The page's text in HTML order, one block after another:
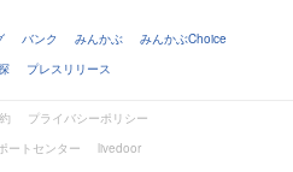
バンク みんかぶ
みんかぶChoice
プレスリリース
プライバシーポリシー
ートセンター
livedoor